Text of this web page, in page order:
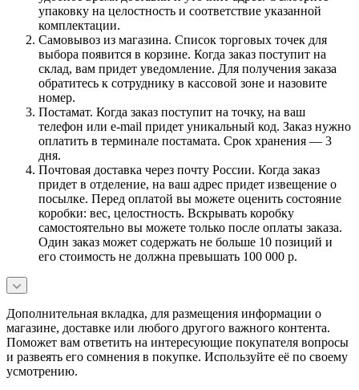
упаковку на целостность и соответствие указанной
комплектации.
Самовывоз из магазина. Список торговых точек для
выбора появится в корзине. Когда заказ поступит на
склад, вам придет уведомление. Для получения заказа
обратитесь к сотруднику в кассовой зоне и назовите
номер.
Постамат. Когда заказ поступит на точку, на ваш
телефон или e-mail придет уникальный код. Заказ нужно
оплатить в терминале постамата. Срок хранения — 3
дня.
Почтовая доставка через почту России. Когда заказ
придет в отделение, на ваш адрес придет извещение о
посылке. Перед оплатой вы можете оценить состояние
коробки: вес, целостность. Вскрывать коробку
самостоятельно вы можете только после оплаты заказа.
Один заказ может содержать не больше 10 позиций и
его стоимость не должна превышать 100 000 р.
Дополнительная вкладка, для размещения информации о
магазине, доставке или любого другого важного контента.
Поможет вам ответить на интересующие покупателя вопросы
и развеять его сомнения в покупке. Используйте её по своему
усмотрению.